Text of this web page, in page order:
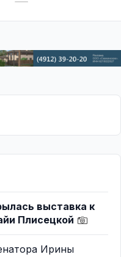
выставка к
Плисецкой
Ирины